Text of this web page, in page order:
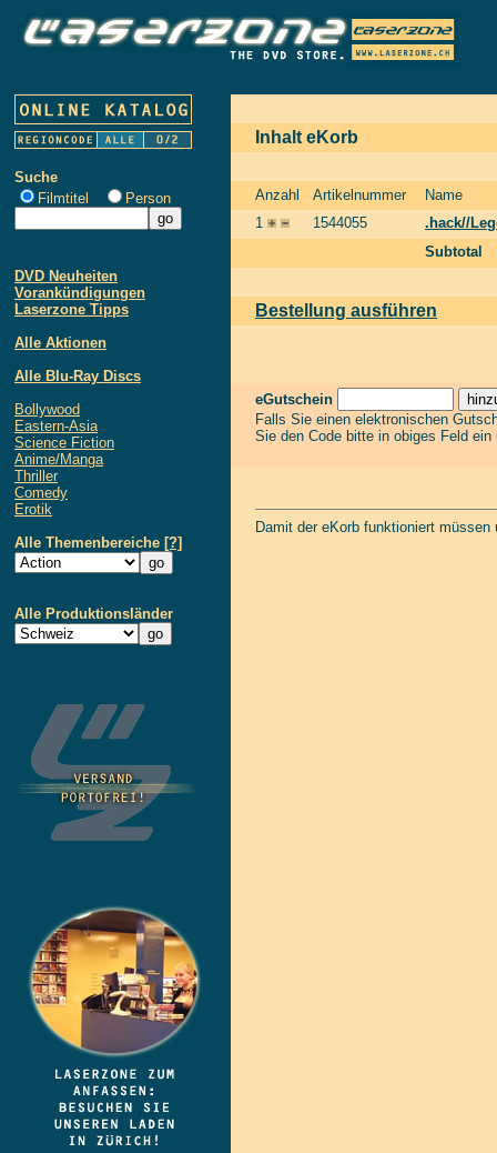
Suche
Filmtitel
Person
DVD Neuheiten
Vorankündigungen
Laserzone Tipps
Alle Aktionen
Alle Blu-Ray Discs
Bollywood
Eastern-Asia
Science Fiction
Anime/Manga
Thriller
Comedy
Erotik
Alle Themenbereiche [?]
Alle Produktionsländer
Inhalt eKorb
Anzahl Artikelnummer
Name
1
1544055
.hack//
Subtotal
Bestellung ausführen
eGutschein
Falls Sie einen elektronischen
Sie den Code bitte in obiges Feld
Damit der eKorb funktioniert